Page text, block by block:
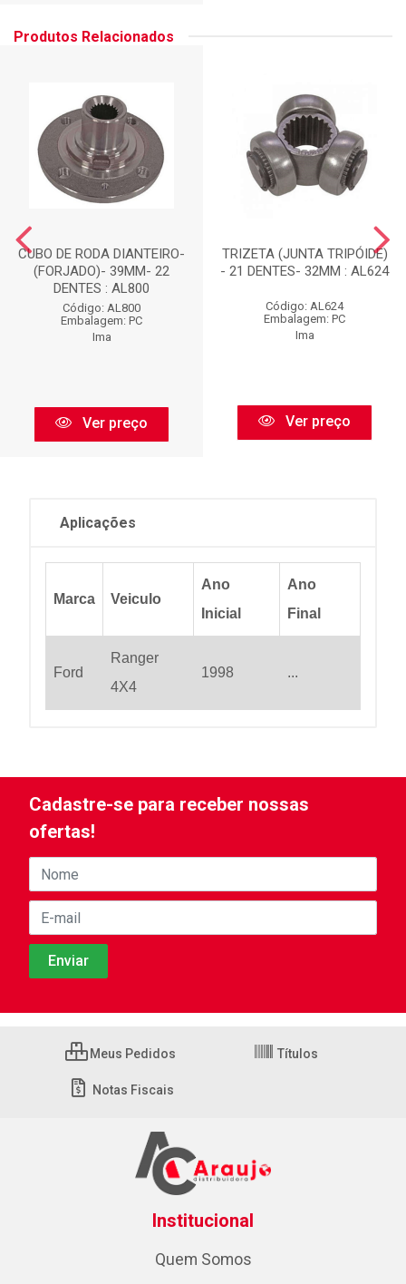
Produtos Relacionados
CUBO DE RODA DIANTEIRO-
(FORJADO)- 39MM- 22
DENTES : AL800
Código: AL800
Embalagem: PC
Ima
Ver preço
TRIZETA (JUNTA TRIPÓIDE)
- 21 DENTES- 32MM : AL624
Código: AL624
Embalagem: PC
Ima
Ver preço
Aplicações
Marca Veiculo
Ano
Inicial
Ano
Final
Ford
Ranger
4X4
1998 ...
Cadastre-se para receber nossas
ofertas!
Meus Pedidos Títulos
Notas Fiscais
Institucional
Quem Somos